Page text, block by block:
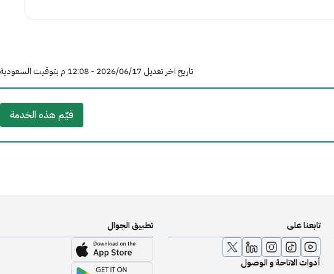
قيّم هذه الخدمة
تابعنا على تطبيق الجوال